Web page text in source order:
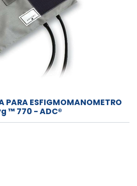
PARA ESFIGMOMANOMETRO
™ 770 - ADC®